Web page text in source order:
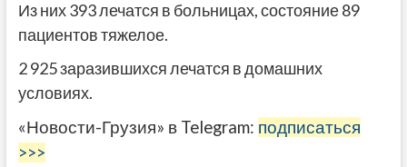
Из них 393 лечатся в больницах, состояние 89
пациентов тяжелое.
2 925заразившихся лечатся в домашних
условиях.
«Новости-Грузия» в Telegram: подписаться
>>>